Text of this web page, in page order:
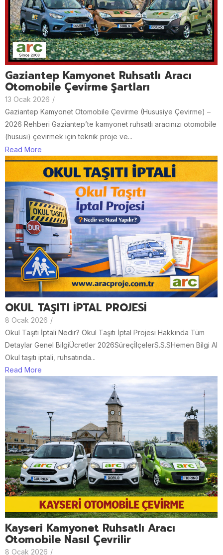
Gaziantep Kamyonet Ruhsatlı Aracı
Otomobile Çevirme Şartları
13 Ocak 2026 /
Gaziantep Kamyonet Otomobile Çevirme (Hususiye Çevirme) –
2026 Rehberi Gaziantep’te kamyonet ruhsatlı aracınızı otomobile
(hususi) çevirmek için teknik proje ve...
Read More
OKUL TAŞITI İPTAL PROJESİ
8 Ocak 2026 /
Okul Taşıtı İptali Nedir? Okul Taşıtı İptal Projesi Hakkında Tüm
Detaylar Genel BilgiÜcretler 2026SüreçİlçelerS.S.SHemen Bilgi Al
Okul taşıtı iptali, ruhsatında...
Read More
Kayseri Kamyonet Ruhsatlı Aracı
Otomobile Nasıl Çevrilir
8 Ocak 2026 /